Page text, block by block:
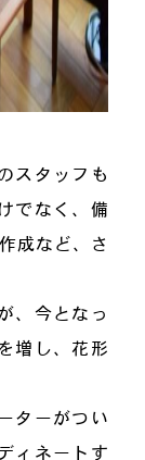
スタッフも
でなく、備
成など、さ
、今となっ
増し、花形
ターがつい
ィネートす